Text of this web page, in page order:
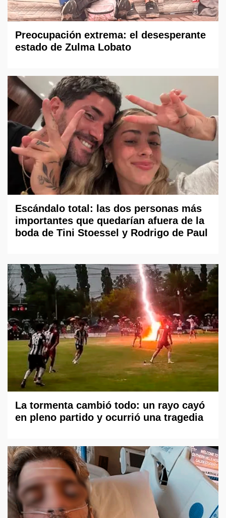
Preocupación extrema: el desesperante
estado de Zulma Lobato
Escándalo total: las dos personas más
importantes que quedarían afuera de la
boda de Tini Stoessel y Rodrigo de Paul
La tormenta cambió todo: un rayo cayó
en pleno partido y ocurrió una tragedia